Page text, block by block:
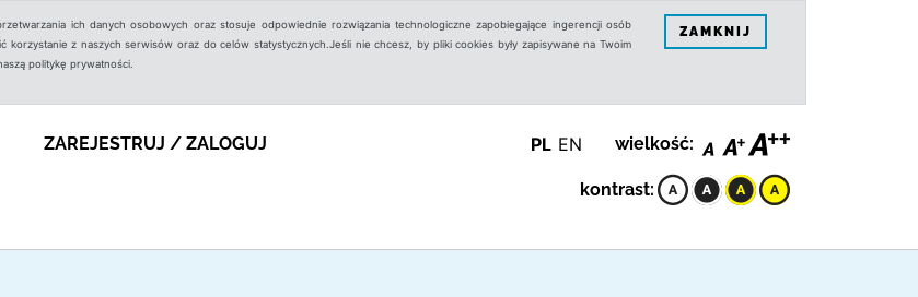
ich danych osobowych oraz stosuje odpowiednie rozwiązania technologiczne zapobiegające ingerencji osób
z naszych serwisów oraz do celów statystycznych.Jeśli nie chcesz, by pliki cookies były zapisywane na Twoim
politykę prywatności.
ZAMKNIJ
ZAREJESTRUJ / ZALOGUJ PL EN wielkość:
kontrast: